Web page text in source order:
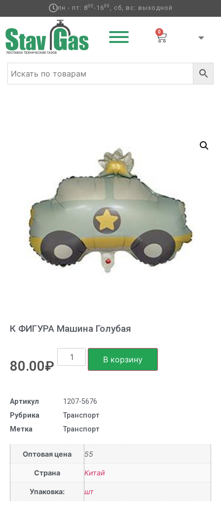
пн - пт: 800-1600 , сб, вс: выходной
0
К ФИГУРА Машина Голубая
80.00₽ В корзину
Артикул
1207-5676
Рубрика
Транспорт
Метка
Транспорт
Оптовая цена 55
Страна Китай
Упаковка: шт